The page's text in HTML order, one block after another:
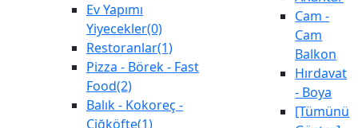
Ev Yapımı
Yiyecekler(0)
Restoranlar(1)
Pizza - Börek - Fast
Food(2)
Balık - Kokoreç -
Çiğköfte(1)
Cam -
Cam
Balkon
Hırdavat
- Boya
[Tümünü